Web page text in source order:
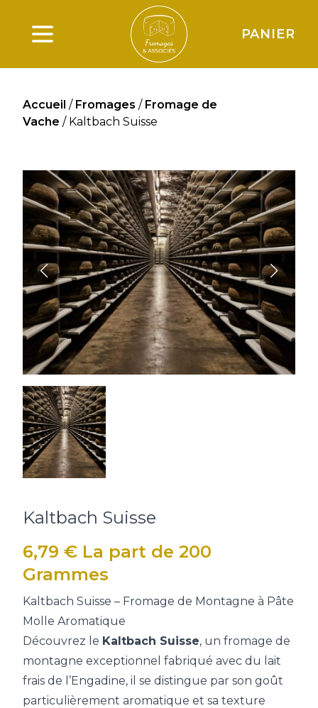
Ouverture du menu principal PANIER
Accueil / Fromages / Fromage de
Vache / Kaltbach Suisse
Kaltbach Suisse
6,79 € La part de 200
Grammes
Kaltbach Suisse – Fromage de Montagne à Pâte
Molle Aromatique
Découvrez le Kaltbach Suisse, un fromage de
montagne exceptionnel fabriqué avec du lait
frais de l’Engadine, il se distingue par son goût
particulièrement aromatique et sa texture